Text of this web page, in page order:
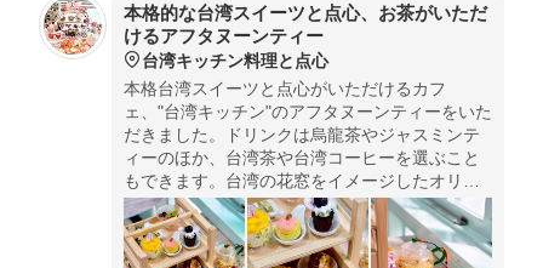
本格的な台湾スイーツと点心、お茶がいただ
けるアフタヌーンティー
台湾キッチン料理と点心
本格台湾スイーツと点心がいただけるカフ
ェ、"台湾キッチン"のアフタヌーンティーをいた
だきました。ドリンクは烏龍茶やジャスミンテ
ィーのほか、台湾茶や台湾コーヒーを選ぶこと
もできます。台湾の花窓をイメージしたオリジ
ナルのスタンドがとってもかわいいアフタヌー
ンティーです。